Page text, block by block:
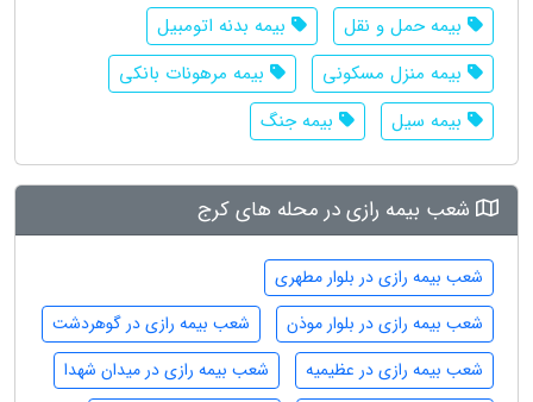
بیمه حمل و نقل
بیمه بدنه اتومبیل
بیمه منزل مسکونی
بیمه مرهونات بانکی
بیمه سیل
بیمه جنگ
شعب بیمه رازی در محله های کرج
شعب بیمه رازی در بلوار مطهری
شعب بیمه رازی در بلوار موذن
شعب بیمه رازی در گوهردشت
شعب بیمه رازی در عظیمیه
شعب بیمه رازی در میدان شهدا